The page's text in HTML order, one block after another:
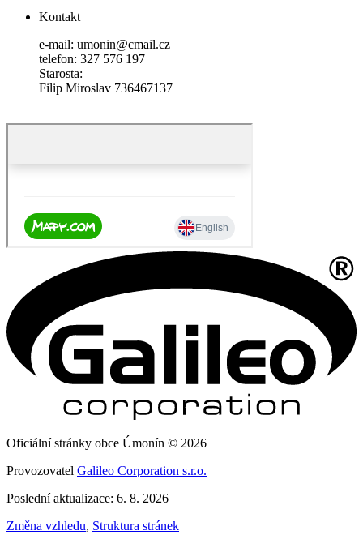
Kontakt
e-mail: umonin@cmail.cz
telefon: 327 576 197
Starosta:
Filip Miroslav 736467137
Oficiální stránky obce Úmonín © 2026
Provozovatel Galileo Corporation s.r.o.
Poslední aktualizace: 6. 8. 2026
Změna vzhledu, Struktura stránek